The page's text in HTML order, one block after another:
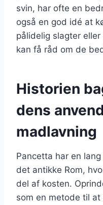
svin, har ofte en
også en god idé at
pålidelig slagter
kan få råd om de
Historien
dens
madlavning
Pancetta har en
det antikke Rom,
del af kosten.
som en metode til